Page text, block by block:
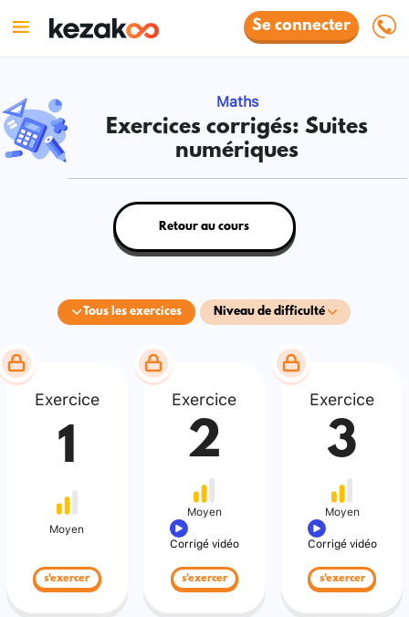
Se connecter
Maths
Exercices corrigés: Suites
numériques
Tous les exercices Niveau de difficulté
Retour au cours
Exercice
1
Moyen
s'exercer
Exercice
2
Moyen
Corrigé vidéo
s'exercer
Exercice
3
Moyen
Corrigé vidéo
s'exercer